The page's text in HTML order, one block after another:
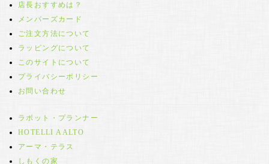
店長おすすめは？
メンバーズカード
ご注文方法について
ラッピングについて
このサイトについて
プライバシーポリシー
お問い合わせ
ラボット・プランナー
HOTELLI AALTO
アーマ・テラス
しもくの家